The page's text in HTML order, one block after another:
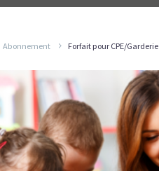
Abonnement Forfait pour CPE/Garderie